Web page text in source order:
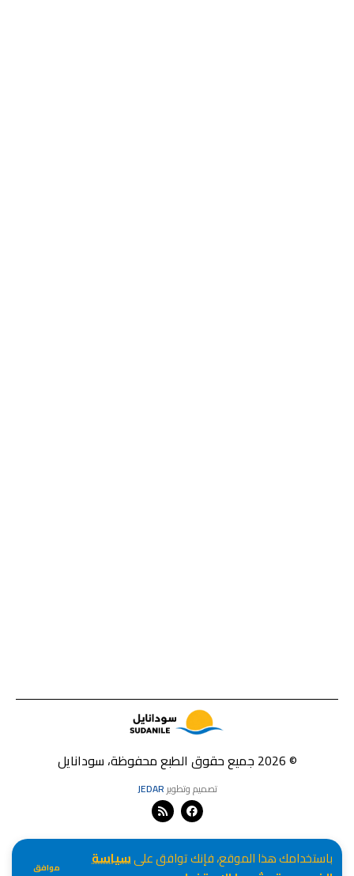
باستخدامك هذا الموقع، فإنك توافق علىسياسة
موافق
© 2026 جميع حقوق الطبع محفوظة، سودانايل
تصميم وتطويرJEDAR